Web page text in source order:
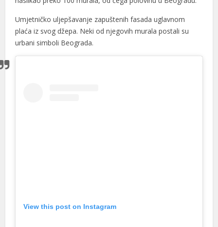
panel
panel
panel
Umjetničko uljepšavanje zapuštenih fasada uglavnom
plaća iz svog džepa. Neki od njegovih murala postali su
urbani simboli Beograda.
View this post on Instagram